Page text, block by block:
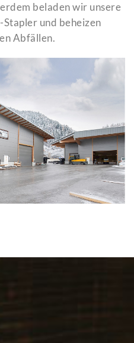
beladen wir unsere
Stapler und beheizen
Abfällen.